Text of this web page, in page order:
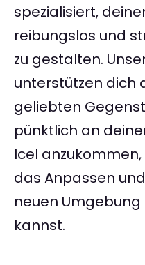
spezialisiert,
reibungslos und
zu gestalten.
unterstützen dich
geliebten
pünktlich an
Icel
das Anpassen
neuen
kannst.